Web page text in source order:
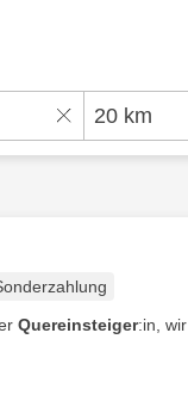
Quereinsteiger:in, wir